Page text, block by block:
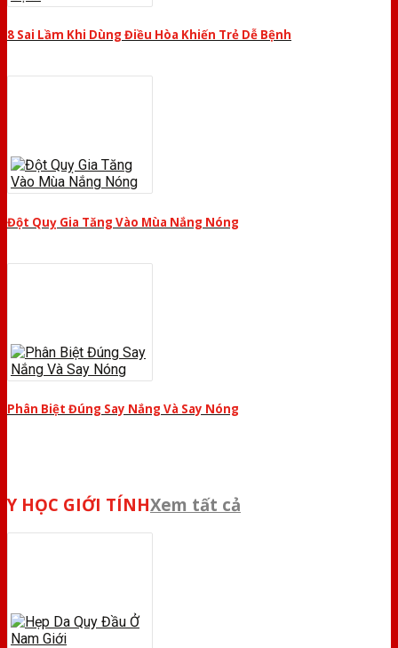
8 Sai Lầm Khi Dùng Điều Hòa Khiến Trẻ Dễ Bệnh
Đột Quỵ Gia Tăng Vào Mùa Nắng Nóng
Phân Biệt Đúng Say Nắng Và Say Nóng
Y HỌC GIỚI TÍNHXem tất cả